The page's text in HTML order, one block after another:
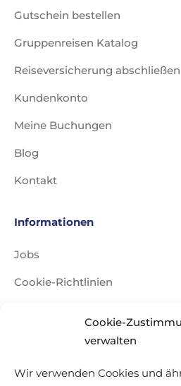
Cookie-
verwalten
Wir verwenden Cookies und
Gutschein bestellen
Gruppenreisen Katalog
Reiseversicherung abschließen
Kundenkonto
Meine Buchungen
Blog
Kontakt
Informationen
Jobs
Cookie-Richtlinien
Datenschutzerklärung